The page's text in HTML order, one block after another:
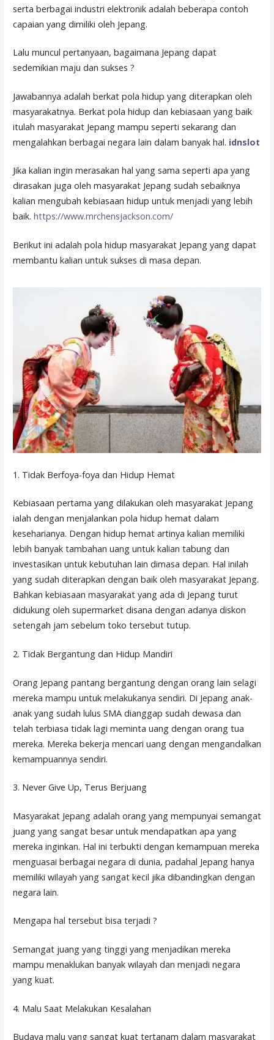
serta berbagai industri elektronik adalah beberapa contoh
capaian yang dimiliki oleh Jepang.
Lalu muncul pertanyaan, bagaimana Jepang dapat
sedemikian maju dan sukses ?
Jawabannya adalah berkat pola hidup yang diterapkan oleh
masyarakatnya. Berkat pola hidup dan kebiasaan yang baik
itulah masyarakat Jepang mampu seperti sekarang dan
mengalahkan berbagai negara lain dalam banyak hal. idnslot
Jika kalian ingin merasakan hal yang sama seperti apa yang
dirasakan juga oleh masyarakat Jepang sudah sebaiknya
kalian mengubah kebiasaan hidup untuk menjadi yang lebih
baik. https://www.mrchensjackson.com/
Berikut ini adalah pola hidup masyarakat Jepang yang dapat
membantu kalian untuk sukses di masa depan.
1. Tidak Berfoya-foya dan Hidup Hemat
Kebiasaan pertama yang dilakukan oleh masyarakat Jepang
ialah dengan menjalankan pola hidup hemat dalam
keseharianya. Dengan hidup hemat artinya kalian memiliki
lebih banyak tambahan uang untuk kalian tabung dan
investasikan untuk kebutuhan lain dimasa depan. Hal inilah
yang sudah diterapkan dengan baik oleh masyarakat Jepang.
Bahkan kebiasaan masyarakat yang ada di Jepang turut
didukung oleh supermarket disana dengan adanya diskon
setengah jam sebelum toko tersebut tutup.
2. Tidak Bergantung dan Hidup Mandiri
Orang Jepang pantang bergantung dengan orang lain selagi
mereka mampu untuk melakukanya sendiri. Di Jepang anak-
anak yang sudah lulus SMA dianggap sudah dewasa dan
telah terbiasa tidak lagi meminta uang dengan orang tua
mereka. Mereka bekerja mencari uang dengan mengandalkan
kemampuannya sendiri.
3. Never Give Up, Terus Berjuang
Masyarakat Jepang adalah orang yang mempunyai semangat
juang yang sangat besar untuk mendapatkan apa yang
mereka inginkan. Hal ini terbukti dengan kemampuan mereka
menguasai berbagai negara di dunia, padahal Jepang hanya
memiliki wilayah yang sangat kecil jika dibandingkan dengan
negara lain.
Mengapa hal tersebut bisa terjadi ?
Semangat juang yang tinggi yang menjadikan mereka
mampu menaklukan banyak wilayah dan menjadi negara
yang kuat.
4. Malu Saat Melakukan Kesalahan
Budaya malu yang sangat kuat tertanam dalam masyarakat